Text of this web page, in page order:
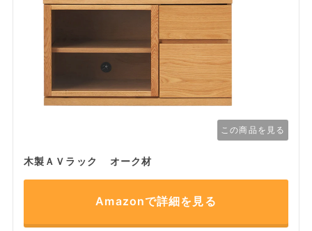
この商品を見る
木製ＡＶラック オーク材
Amazonで詳細を見る